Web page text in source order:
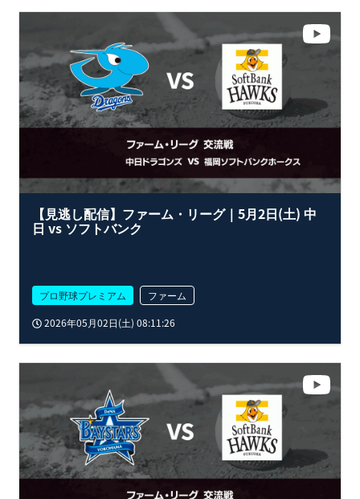
【見逃し配信】ファーム・リーグ｜5月2日(土) 中
日 vs ソフトバンク
プロ野球プレミアム
ファーム
2026年05月02日(土) 08:11:26